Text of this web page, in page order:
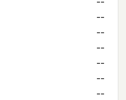
--
--
--
--
--
--